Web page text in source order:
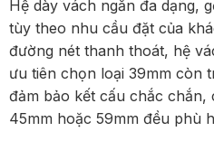
Hệ dày vách ngăn đa dạng,
tùy theo nhu cầu đặt của
đường nét thanh thoát, hệ
ưu tiên chọn loại 39mm còn
đảm bảo kết cấu chắc
45mm hoặc 59mm đều phù